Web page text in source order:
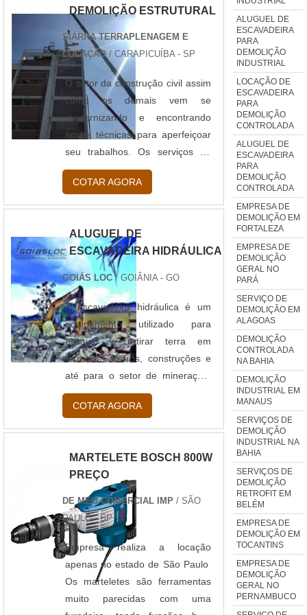
DEMOLIÇÃO ESTRUTURAL
SIARRA TERRAPLENAGEM E
LOCAÇÃO/ CARAPICUÍBA - SP
O setor da construção civil assim
como os demais vem se
modernizando e encontrando
novas técnicas para aperfeiçoar
seu trabalhos. Os serviços de
demolição não poderiam ficar de
fora e vários clientes vem se
interessando por um tipo
demolição robotizada. Como o
próprio nome já diz neste tipo de
serviço são utilizadas máquinas
robotizadas, isto é, controladas
pelos profissionais que tem como
objetivo facilitar o serviç....
COTAR AGORA
ALUGUEL DE
ESCAVADEIRA HIDRÁULICA
GOIÁS LOC/ GOIÂNIA - GO
A escavadeira hidráulica é um
equipamento utilizado para
escavar e retirar terra em
terrenos, aterros, construções e
até para o setor de mineração.
Sua excelente performance para
operações pode ser atribuída ao
seu sistema hidráulico, localizado
contratar o aluguel de
escavadeira hidráulica apresenta
muitos benefícios, como:Agilizar
e facilitar nas atividades que
envolvem o canteiro de
obras;Para atividades da
construção, o responsável
poderá fazer um investimento
mais econômico;Como muitas
COTAR AGORA
MARTELETE BOSCH 800W
PREÇO
DE MEO COMERCIAL IMP/ SÃO
PAULO - SP
Empresa realiza a locação
apenas no estado de São Paulo
Os marteletes são ferramentas
muito parecidas com uma
ALUGUEL DE
ESCAVADEIRA
PARA
DEMOLIÇÃO
INDUSTRIAL
LOCAÇÃO DE
ESCAVADEIRA
PARA
DEMOLIÇÃO
CONTROLADA
ALUGUEL DE
ESCAVADEIRA
PARA
DEMOLIÇÃO
CONTROLADA
EMPRESA DE
DEMOLIÇÃO EM
FORTALEZA
EMPRESA DE
DEMOLIÇÃO
GERAL NO
PARÁ
SERVIÇO DE
DEMOLIÇÃO EM
ALAGOAS
DEMOLIÇÃO
CONTROLADA
NA BAHIA
DEMOLIÇÃO
INDUSTRIAL EM
MANAUS
SERVIÇOS DE
DEMOLIÇÃO
INDUSTRIAL NA
BAHIA
SERVIÇOS DE
DEMOLIÇÃO
RETROFIT EM
BELÉM
EMPRESA DE
DEMOLIÇÃO EM
TOCANTINS
EMPRESA DE
DEMOLIÇÃO
GERAL NO
PERNAMBUCO